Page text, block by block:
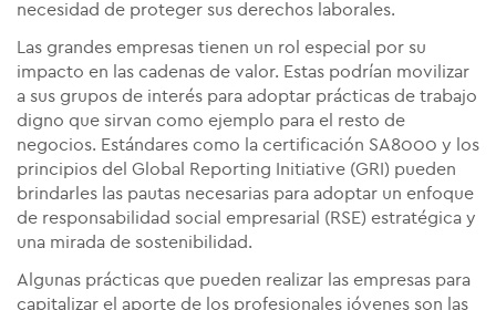
necesidad de proteger sus derechos laborales.
Las grandes empresas tienen un rol especial por su
impacto en las cadenas de valor. Estas podrían movilizar
a sus grupos de interés para adoptar prácticas de trabajo
digno que sirvan como ejemplo para el resto de
negocios. Estándares como la certificación SA8000 y los
principios del Global Reporting Initiative (GRI) pueden
brindarles las pautas necesarias para adoptar un enfoque
de responsabilidad social empresarial (RSE) estratégica y
una mirada de sostenibilidad.
Algunas prácticas que pueden realizar las empresas para
capitalizar el aporte de los profesionales jóvenes son las